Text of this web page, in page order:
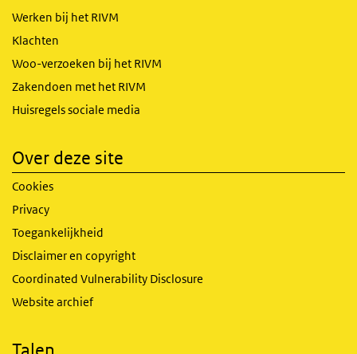
Werken bij het RIVM
Klachten
Woo-verzoeken bij het RIVM
Zakendoen met het RIVM
Huisregels sociale media
Over deze site
Cookies
Privacy
Toegankelijkheid
Disclaimer en copyright
Coordinated Vulnerability Disclosure
Website archief